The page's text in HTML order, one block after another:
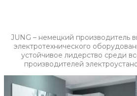
JUNG – немецкий производитель
электротехнического
устойчивое лидерство среди
производителей